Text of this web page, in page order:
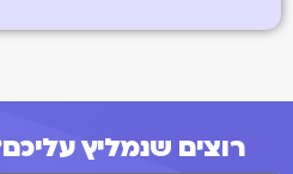
רוצים שנמליץ